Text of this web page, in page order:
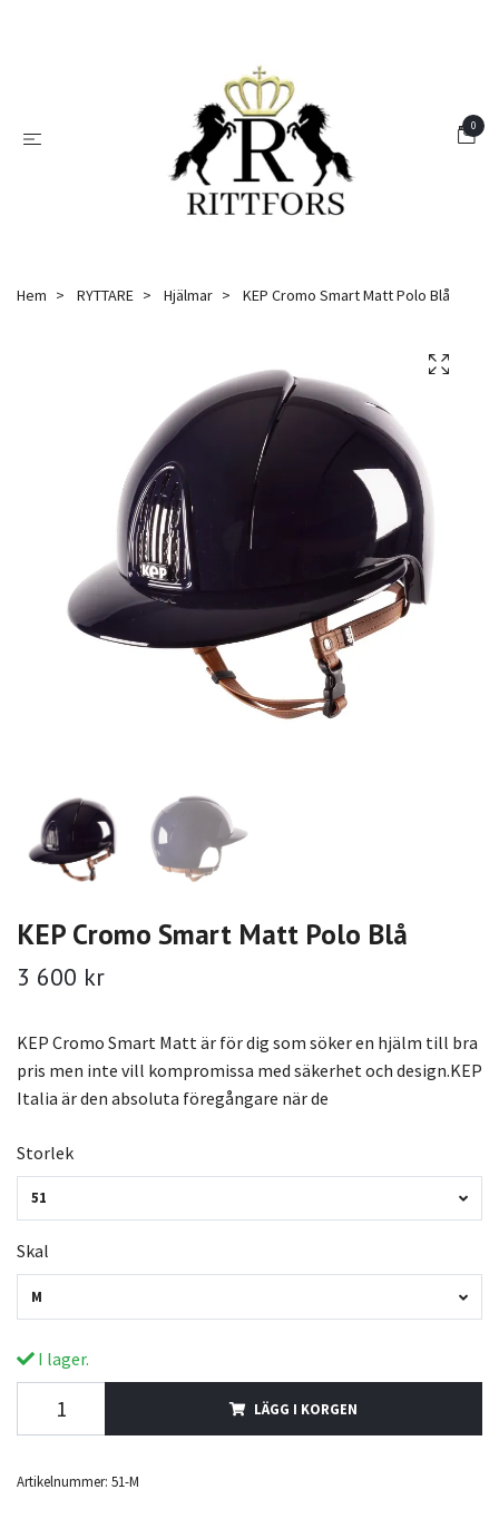
0
Hem RYTTARE Hjälmar KEP Cromo Smart Matt Polo Blå
KEP Cromo Smart Matt Polo Blå
3 600 kr
KEP Cromo Smart Matt är för dig som söker en hjälm till bra
pris men inte vill kompromissa med säkerhet och design.KEP
Italia är den absoluta föregångare när de
Storlek
51
Skal
M
I lager.
LÄGG I KORGEN
Artikelnummer: 51-M